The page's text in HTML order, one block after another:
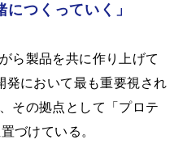
つくっていく」
ら製品を共に作り上げて
発において最も重要視され
その拠点として「プロテ
づけている。